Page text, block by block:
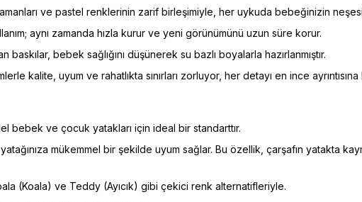
ve pastel renklerinin zarif birleşimiyle, her uykuda bebeğinizin neşesi
aynı zamanda hızla kurur ve yeni görünümünü uzun süre korur.
baskılar, bebek sağlığını düşünerek su bazlı boyalarla hazırlanmıştır.
kalite, uyum ve rahatlıkta sınırları zorluyor, her detayı en ince
bebek ve çocuk yatakları için ideal bir standarttır.
mükemmel bir şekilde uyum sağlar. Bu özellik, çarşafın yatakta
(Koala) ve Teddy (Ayıcık) gibi çekici renk alternatifleriyle.